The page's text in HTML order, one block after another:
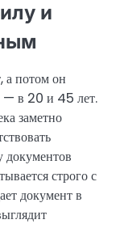
и
а потом он
— в 20 и 45 лет.
заметно
документов
строго с
документ в